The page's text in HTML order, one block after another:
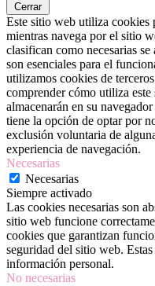
Cerrar
Este sitio web utiliza cookies
mientras navega por el sitio
clasifican como necesarias
son esenciales para el
utilizamos cookies de
comprender cómo utiliza
almacenarán en su
tiene la opción de optar por
exclusión voluntaria de
experiencia de navegación.
Necesarias
Necesarias
Siempre activado
Las cookies necesarias son
sitio web funcione
cookies que garantizan
seguridad del sitio web.
información personal.
No necesarias